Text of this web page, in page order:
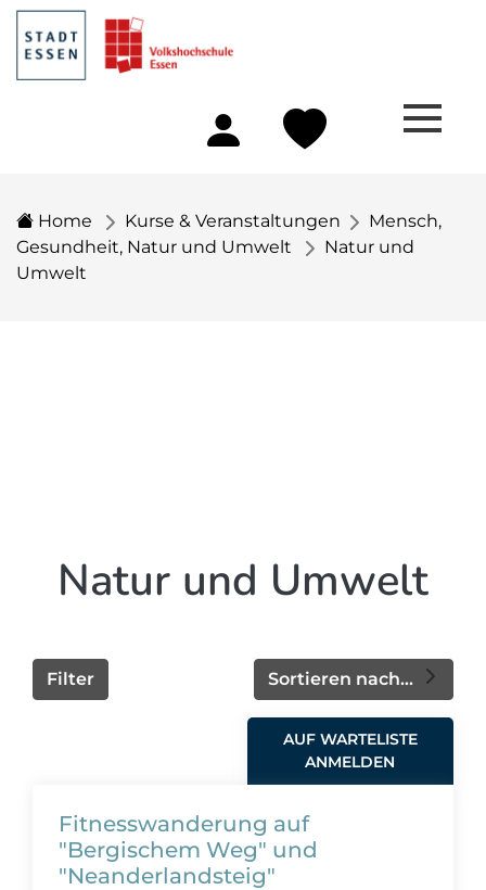
Home Kurse & Veranstaltungen
Mensch,
Gesundheit, Natur und Umwelt
Natur und
Umwelt
Natur und Umwelt
Sortieren nach...
Filter
AUF WARTELISTE
ANMELDEN
Fitnesswanderung auf
"Bergischem Weg" und
"Neanderlandsteig"